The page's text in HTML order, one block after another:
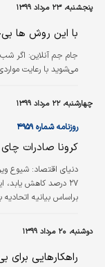
پنجشنبه، ۲۳ مرداد ۱۳۹۹
با این روش ها
جام جم آنلاین: اگر
می‌شوید با رعایت
چهارشنبه، ۲۲ مرداد ۱۳۹۹
روزنامه شماره ۴۹۵۹
کرونا صادرات چای هند را ۲۷
دنیای اقتصاد:
۲۷ درصد کاهش یابد،
براساس بیانیه
تن رسید. ۲
ایجاد کرد و همچنین
مهم‌ترین دلایل افت
دوشنبه، ۲۰ مرداد ۱۳۹۹
راهکارهایی برای